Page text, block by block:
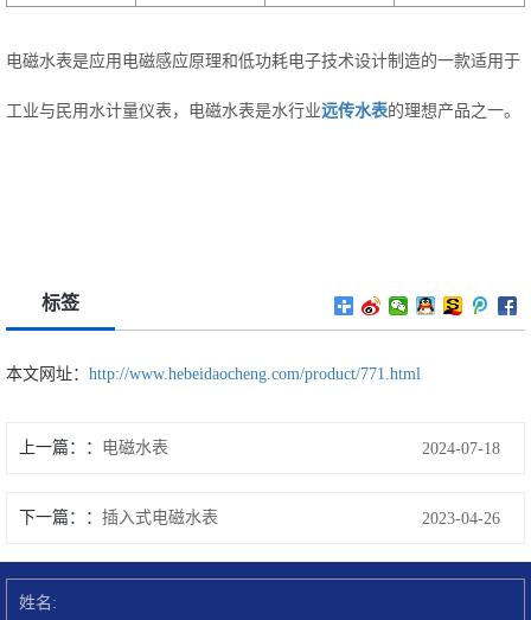
电磁水表是应用电磁感应原理和低功耗电子技术设计制造的一款适用于
工业与民用水计量仪表，电磁水表是水行业远传水表的理想产品之一。
标签
本文网址： http://www.hebeidaocheng.com/product/771.html
上一篇： 电磁水表 2024-07-18
下一篇： 插入式电磁水表 2023-04-26